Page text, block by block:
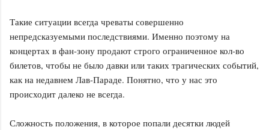
Такие ситуации всегда чреваты совершенно
непредсказуемыми последствиями. Именно поэтому на
концертах в фан-зону продают строго ограниченное кол-во
билетов, чтобы не было давки или таких трагических событий,
как на недавнем Лав-Параде. Понятно, что у нас это
происходит далеко не всегда.
Сложность положения, в которое попали десятки людей